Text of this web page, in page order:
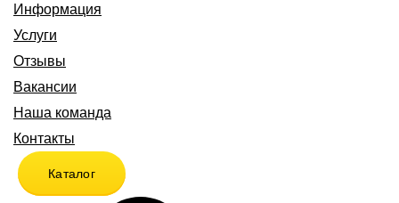
Информация
Услуги
Отзывы
Вакансии
Наша команда
Контакты
Каталог